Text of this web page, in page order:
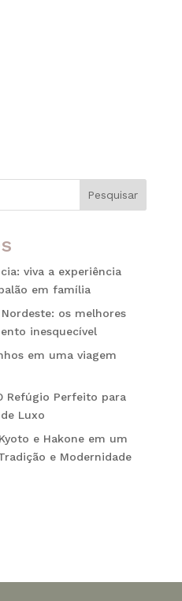
Pesquisar
viva a experiência
em família
os melhores
inesquecível
em uma viagem
Refúgio Perfeito para
Luxo
e Hakone em um
e Modernidade